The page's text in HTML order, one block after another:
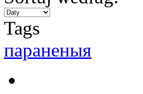
Tags
параненыя